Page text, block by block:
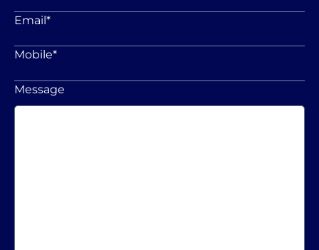
Email*
Mobile*
Message